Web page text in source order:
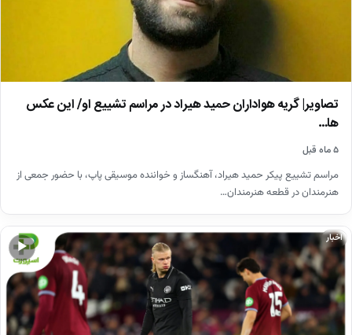
تصاویر| گریه هواداران حمید هیراد در مراسم تشییع او/ این عکس
ها…
۵ ماه قبل
مراسم تشییع پیکر حمید هیراد، آهنگساز و خواننده موسیقی پاپ، با حضور جمعی از
هنرمندان در قطعه هنرمندان…
▶
اخبار